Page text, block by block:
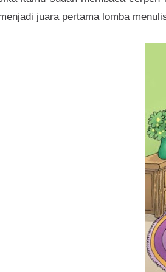
juara pertama lomba